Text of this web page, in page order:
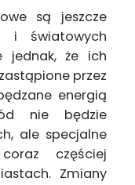
są jeszcze
i światowych
jednak, że ich
przez
energią
nie będzie
ale specjalne
częściej
Zmiany